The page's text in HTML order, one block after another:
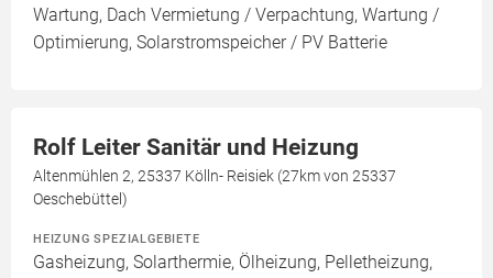
Wartung, Dach Vermietung / Verpachtung, Wartung /
Optimierung, Solarstromspeicher / PV Batterie
Rolf Leiter Sanitär und Heizung
Altenmühlen 2, 25337 Kölln- Reisiek (27km von 25337
Oeschebüttel)
HEIZUNG SPEZIALGEBIETE
Gasheizung, Solarthermie, Ölheizung, Pelletheizung,